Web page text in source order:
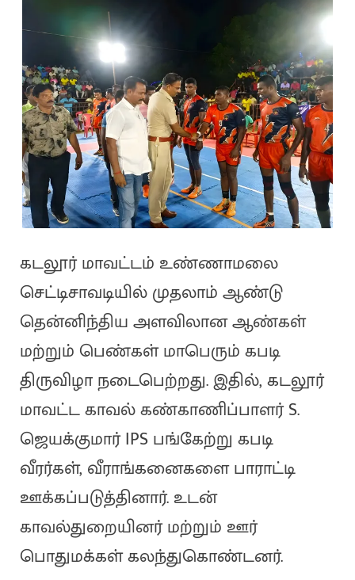
கடலூர் மாவட்டம் உண்ணாமலை
செட்டிசாவடியில் முதலாம் ஆண்டு
தென்னிந்திய அளவிலான ஆண்கள்
மற்றும் பெண்கள் மாபெரும் கபடி
திருவிழா நடைபெற்றது. இதில், கடலூர்
மாவட்ட காவல் கண்காணிப்பாளர் S.
ஜெயக்குமார் IPS பங்கேற்று கபடி
வீரர்கள், வீராங்கனைகளை பாராட்டி
ஊக்கப்படுத்தினார். உடன்
காவல்துறையினர் மற்றும் ஊர்
பொதுமக்கள் கலந்துகொண்டனர்.